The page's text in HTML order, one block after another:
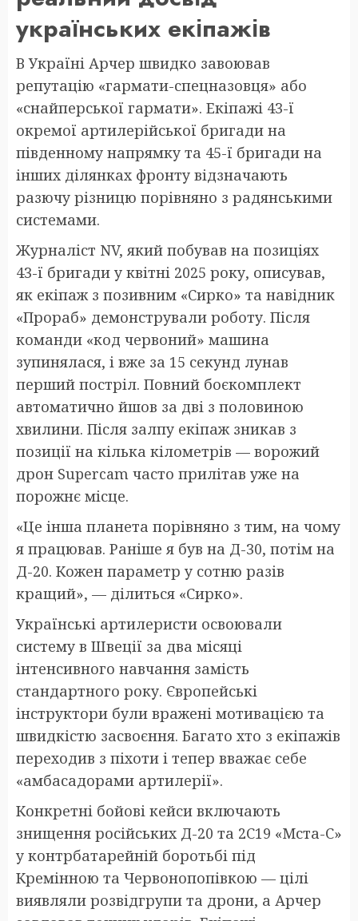
українських екіпажів
В Україні Арчер швидко завоював
репутацію «гармати-спецназовця» або
«снайперської гармати». Екіпажі 43-ї
окремої артилерійської бригади на
південному напрямку та 45-ї бригади на
інших ділянках фронту відзначають
разючу різницю порівняно з радянськими
системами.
Журналіст NV, який побував на позиціях
43-ї бригади у квітні 2025 року, описував,
як екіпаж з позивним «Сирко» та навідник
«Прораб» демонстрували роботу. Після
команди «код червоний» машина
зупинялася, і вже за 15 секунд лунав
перший постріл. Повний боєкомплект
автоматично йшов за дві з половиною
хвилини. Після залпу екіпаж зникав з
позиції на кілька кілометрів — ворожий
дрон Supercam часто прилітав уже на
порожнє місце.
«Це інша планета порівняно з тим, на чому
я працював. Раніше я був на Д-30, потім на
Д-20. Кожен параметр у сотню разів
кращий», — ділиться «Сирко».
Українські артилеристи освоювали
систему в Швеції за два місяці
інтенсивного навчання замість
стандартного року. Європейські
інструктори були вражені мотивацією та
швидкістю засвоєння. Багато хто з екіпажів
переходив з піхоти і тепер вважає себе
«амбасадорами артилерії».
Конкретні бойові кейси включають
знищення російських Д-20 та 2С19 «Мста-С»
у контрбатарейній боротьбі під
Кремінною та Червонопопівкою — цілі
виявляли розвідгрупи та дрони, а Арчер